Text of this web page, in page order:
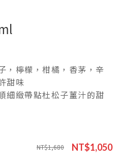
，檸檬，柑橘，香茅，辛
甜味
細緻帶點杜松子薑汁的甜
NT$1,680 NT$1,050